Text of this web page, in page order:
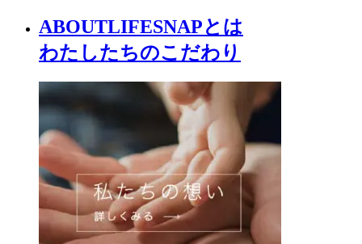
ABOUTLIFESNAPとは
わたしたちのこだわり